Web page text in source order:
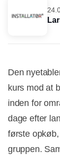
Den
kurs mod at
inden for
dage efter
første
gruppen.